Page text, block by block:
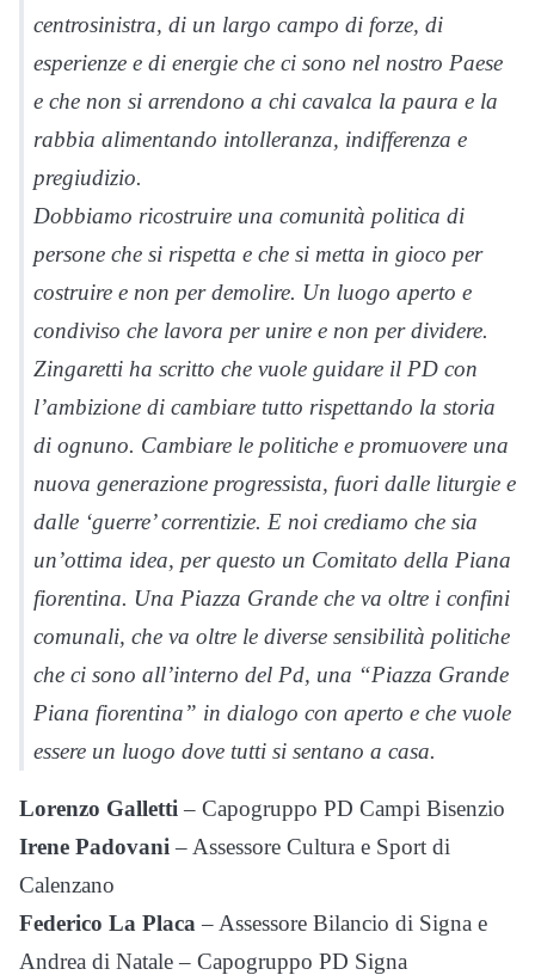
centrosinistra, di un largo campo di forze, di
esperienze e di energie che ci sono nel nostro Paese
e che non si arrendono a chi cavalca la paura e la
rabbia alimentando intolleranza, indifferenza e
pregiudizio.
Dobbiamo ricostruire una comunità politica di
persone che si rispetta e che si metta in gioco per
costruire e non per demolire. Un luogo aperto e
condiviso che lavora per unire e non per dividere.
Zingaretti ha scritto che vuole guidare il PD con
l’ambizione di cambiare tutto rispettando la storia
di ognuno. Cambiare le politiche e promuovere una
nuova generazione progressista, fuori dalle liturgie e
dalle ‘guerre’ correntizie. E noi crediamo che sia
un’ottima idea, per questo un Comitato della Piana
fiorentina. Una Piazza Grande che va oltre i confini
comunali, che va oltre le diverse sensibilità politiche
che ci sono all’interno del Pd, una “Piazza Grande
Piana fiorentina” in dialogo con aperto e che vuole
essere un luogo dove tutti si sentano a casa.
Lorenzo Galletti – Capogruppo PD Campi Bisenzio
Irene Padovani – Assessore Cultura e Sport di
Calenzano
Federico La Placa – Assessore Bilancio di Signa e
Andrea di Natale – Capogruppo PD Signa